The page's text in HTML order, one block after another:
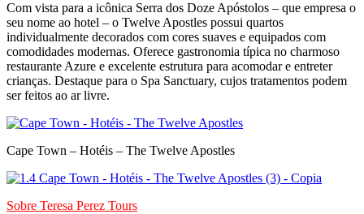
Com vista para a icônica Serra dos Doze Apóstolos – que empresa o
seu nome ao hotel – o Twelve Apostles possui quartos
individualmente decorados com cores suaves e equipados com
comodidades modernas. Oferece gastronomia típica no charmoso
restaurante Azure e excelente estrutura para acomodar e entreter
crianças. Destaque para o Spa Sanctuary, cujos tratamentos podem
ser feitos ao ar livre.
Cape Town – Hotéis – The Twelve Apostles
Sobre Teresa Perez Tours